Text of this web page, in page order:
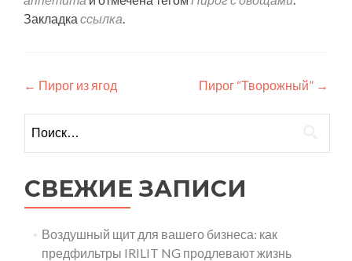
Закладка ссылка.
Навигация
по
записям
← Пирог из ягод Пирог “Творожный” →
СВЕЖИЕ ЗАПИСИ
Воздушный щит для вашего бизнеса: как
предфильтры IRILIT NG продлевают жизнь